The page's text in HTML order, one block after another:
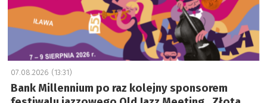
07.08.2026 (13:31)
Bank Millennium po raz kolejny sponsorem